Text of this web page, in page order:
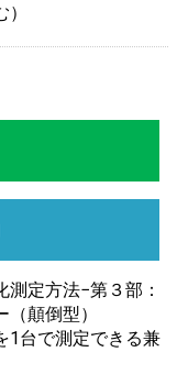
測定方法−第３部：
顛倒型）
1台で測定できる兼